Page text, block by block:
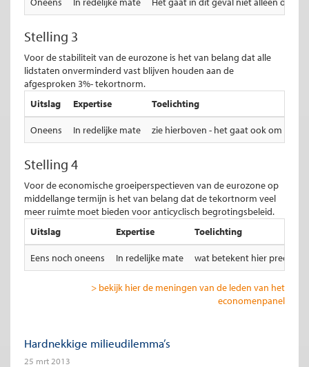
Stelling 3
Voor de stabiliteit van de eurozone is het van belang dat alle
lidstaten onverminderd vast blijven houden aan de
afgesproken 3%- tekortnorm.
Uitslag
Expertise Toelichting
Oneens In redelijke mate zie hierboven - het gaat ook om
Stelling 4
Voor de economische groeiperspectieven van de eurozone op
middellange termijn is het van belang dat de tekortnorm veel
meer ruimte moet bieden voor anticyclisch begrotingsbeleid.
Uitslag
Expertise Toelichting
Eens noch oneens In redelijke mate wat betekent hier precies
> bekijk hier de meningen van de leden van het
economenpanel
Hardnekkige milieudilemma’s
25 mrt 2013